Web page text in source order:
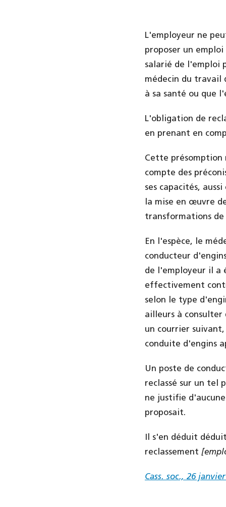
L'employeur ne
proposer un
salarié de l'emploi
médecin du travail
à sa santé ou que
L'obligation de
en prenant en
Cette présomption
compte des
ses capacités,
la mise en œuvre
transformations de
En l'espèce, le
conducteur
de l'employeur il a
effectivement
selon le type
ailleurs à consulter
un courrier
conduite d'engins
Un poste de
reclassé sur un tel
ne justifie
proposait.
Il s'en déduit
reclassement
Cass. soc., 26